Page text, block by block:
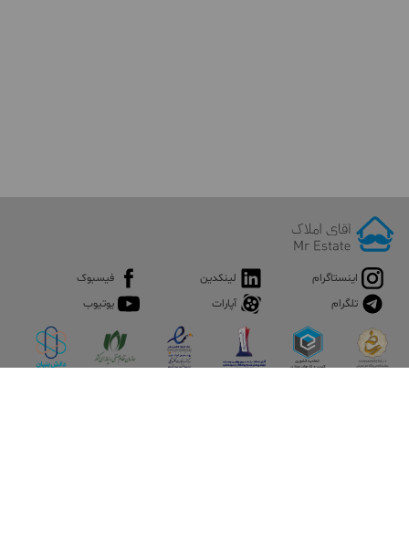
اینستاگرام لینکدین
فیسبوک
تلگرام
آپارات یوتیوب